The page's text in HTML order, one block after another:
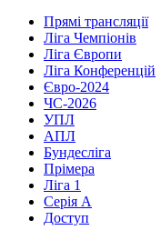
Прямі трансляції
Ліга Чемпіонів
Ліга Європи
Ліга Конференцій
Євро-2024
ЧС-2026
УПЛ
АПЛ
Бундесліга
Прімера
Ліга 1
Серія А
Доступ